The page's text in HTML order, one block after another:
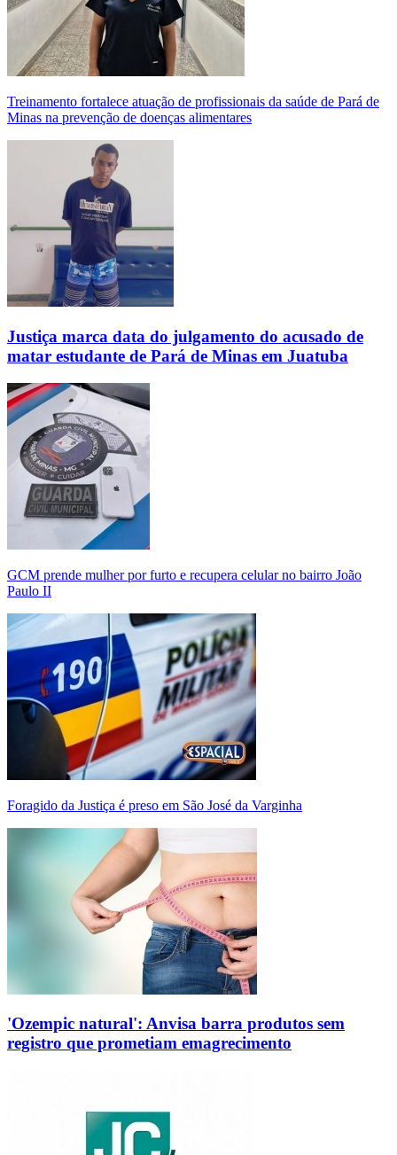
Treinamento fortalece atuação de profissionais da saúde de Pará de
Minas na prevenção de doenças alimentares
Justiça marca data do julgamento do acusado de
matar estudante de Pará de Minas em Juatuba
GCM prende mulher por furto e recupera celular no bairro João
Paulo II
Foragido da Justiça é preso em São José da Varginha
'Ozempic natural': Anvisa barra produtos sem
registro que prometiam emagrecimento